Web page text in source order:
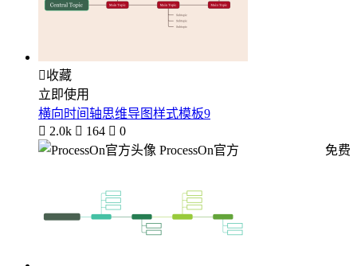
收藏
立即使用
横向时间轴思维导图样式模板9
 2.0k  164  0
ProcessOn官方
免费